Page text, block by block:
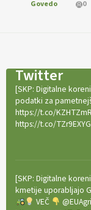
Govedo 0
Twitter
[SKP: Digitalne
podatki za
https://t.co/
https://t.co/
[SKP: Digitalne
kmetije uporabljajo
VEČ